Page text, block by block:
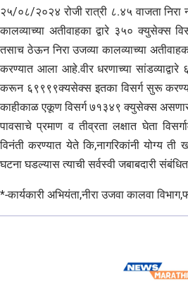
२५/०८/२०२४ रोजी रात्री ८.४५ वाजता निरा
कालव्याच्या अतीवाहका द्वारे ३५० क्युसेक्स
तसाच ठेऊन निरा उजव्या कालव्याच्या
करण्यात आला आहे.वीर धरणाच्या
करून ६९९९९क्यसेक्स इतका विसर्ग सुरू
काहीकाळ एकूण विसर्ग ७१३४९ क्युसेक्स
पावसाचे प्रमाण व तीव्रता लक्षात घेता
विनंती करण्यात येते कि,नागरिकांनी योग्य ती
घटना घडल्यास त्याची सर्वस्वी जबाबदारी
*-कार्यकारी अभियंता,नीरा उजवा कालवा